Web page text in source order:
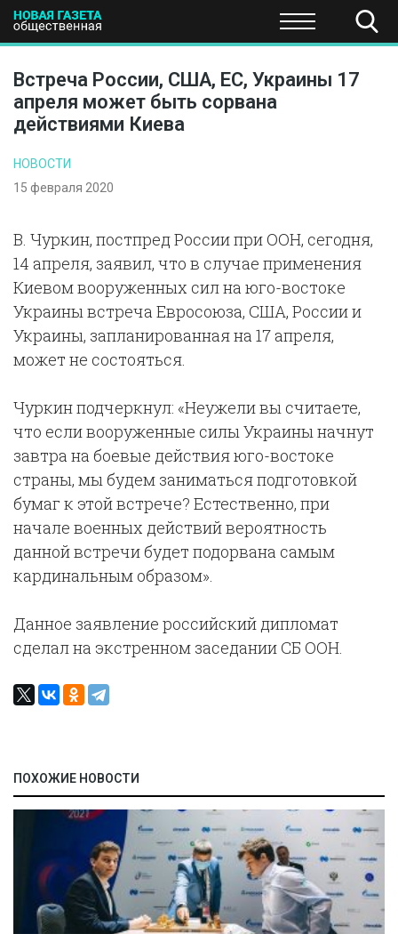
ПОЛИТИКА ЭКОНОМИКА НАУКА И
Встреча России, США, ЕС, Украины 17
апреля может быть сорвана
действиями Киева
НОВОСТИ
15 февраля 2020
В. Чуркин, постпред России при ООН, сегодня,
14 апреля, заявил, что в случае применения
Киевом вооруженных сил на юго-востоке
Украины встреча Евросоюза, США, России и
Украины, запланированная на 17 апреля,
может не состояться.
Чуркин подчеркнул: «Неужели вы считаете,
что если вооруженные силы Украины начнут
завтра на боевые действия юго-востоке
страны, мы будем заниматься подготовкой
бумаг к этой встрече? Естественно, при
начале военных действий вероятность
данной встречи будет подорвана самым
кардинальным образом».
Данное заявление российский дипломат
сделал на экстренном заседании СБ ООН.
ПОХОЖИЕ НОВОСТИ